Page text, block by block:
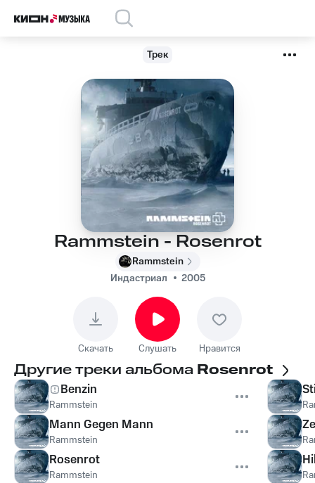
Трек
Rammstein - Rosenrot
Rammstein
Индастриал
2005
Скачать Слушать Нравится
Другие треки альбома Rosenrot
Benzin
Rammstein
Mann Gegen Mann
Rammstein
Rosenrot
Rammstein